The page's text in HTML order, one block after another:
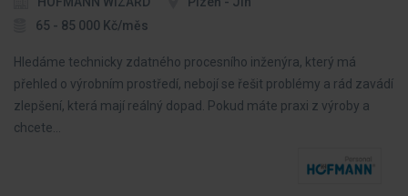
65 - 85 000 Kč/měs
Hledáme technicky zdatného procesního inženýra, který má
přehled o výrobním prostředí, nebojí se řešit problémy a rád zavádí
zlepšení, která mají reálný dopad. Pokud máte praxi z výroby a
chcete…